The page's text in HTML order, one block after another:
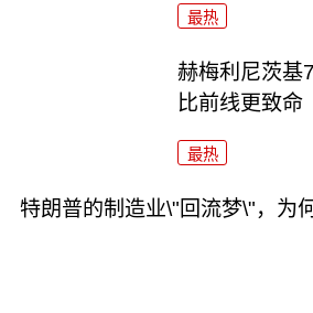
最热
赫梅利尼茨基
比前线更致命
最热
特朗普的制造业\"回流梦\"，为